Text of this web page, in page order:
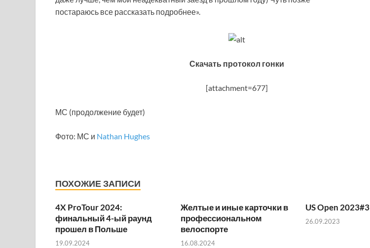
постараюсь все рассказать подробнее».
Скачать протокол гонки
[attachment=677]
МС (продолжение будет)
Фото: МС и Nathan Hughes
ПОХОЖИЕ ЗАПИСИ
4X ProTour 2024:
финальный 4-ый раунд
прошел в Польше
19.09.2024
Желтые и иные карточки в
профессиональном
велоспорте
16.08.2024
US Open 2023#3
26.09.2023